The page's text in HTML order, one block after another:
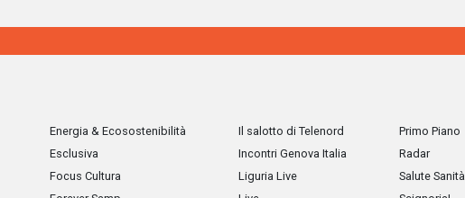
Energia & Ecosostenibilità
Esclusiva
Focus Cultura
Il salotto di Telenord
Incontri Genova Italia
Liguria Live
Primo Piano
Radar
Salute Sanità